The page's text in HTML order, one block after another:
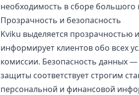
необходимость в сборе большого
Прозрачность и безопасность
Kviku выделяется прозрачностью
информирует клиентов обо всех
комиссии. Безопасность данных
защиты соответствует строгим
персональной и финансовой